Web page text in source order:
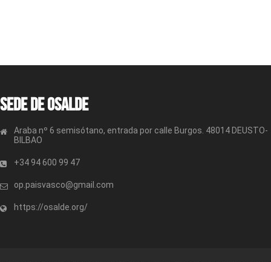
Sede de OSALDE
Araba nº 6 semisótano, entrada por calle Burgos. 48014 DEUSTO-
BILBAO
+34 94 600 99 47
op.paisvasco@gmail.com
https://osalde.org/